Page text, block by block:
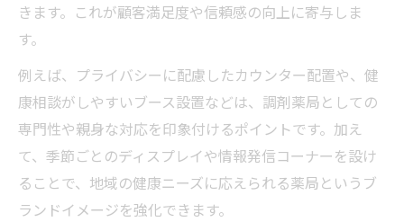
薬局のレイアウト工夫で利用体験が向上
薬局の待合スペースにもブランド意識を
薬局のレイアウトが安心感につながる訳
調剤薬局の設計で信頼されるポイント
ブランド戦略で差がつく薬局の特徴とは
薬局ブランド戦略が選ばれる理由
きます。これが顧客満足度や信頼感の向上に寄与しま
す。
例えば、プライバシーに配慮したカウンター配置や、健
康相談がしやすいブース設置などは、調剤薬局としての
専門性や親身な対応を印象付けるポイントです。加え
て、季節ごとのディスプレイや情報発信コーナーを設け
ることで、地域の健康ニーズに応えられる薬局というブ
ランドイメージを強化できます。